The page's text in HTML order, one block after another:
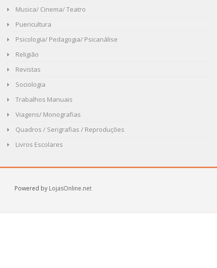
Musica/ Cinema/ Teatro
Puericultura
Psicologia/ Pedagogia/ Psicanálise
Religião
Revistas
Sociologia
Trabalhos Manuais
Viagens/ Monografias
Quadros / Serigrafias / Reproduções
Livros Escolares
Powered by LojasOnline.net